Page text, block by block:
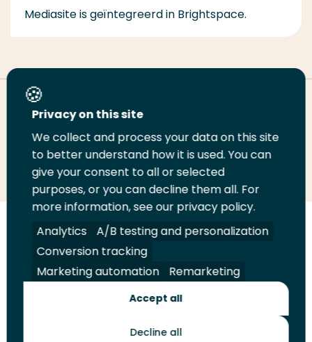
Mediasite is geïntegreerd in Brightspace.
Deel deze pagina
Deel
LinkedIn
Deel
op
Twitter
Deel
op
Facebook
Email
deze
pagina
Print
deze
pagina
Volg
ons
op
LinkedIn
Volg
ons
op
Facebook
Volg
ons
op
YouTube
Volg
ons
op
Instagram
Juridisch Security A-Z Index
Contact
Privacy on this site
We collect and process your data on this site
to better understand how it is used. You can
give your consent to all or selected
purposes, or you can decline them all. For
more information, see our privacy policy.
Analytics
A/B testing and personalization
Conversion tracking
Marketing automation
Remarketing
Accept all
Decline all